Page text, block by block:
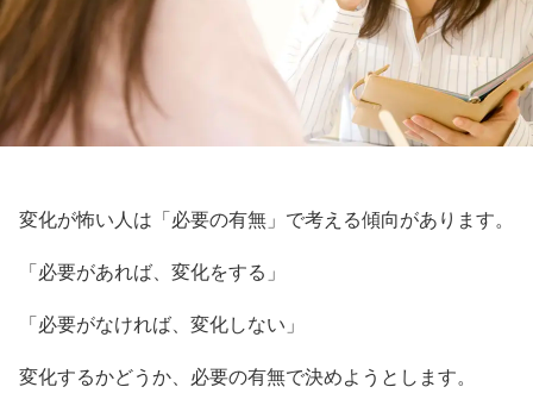
変化が怖い人は「必要の有無」で考える傾向があります。
「必要があれば、変化をする」
「必要がなければ、変化しない」
変化するかどうか、必要の有無で決めようとします。